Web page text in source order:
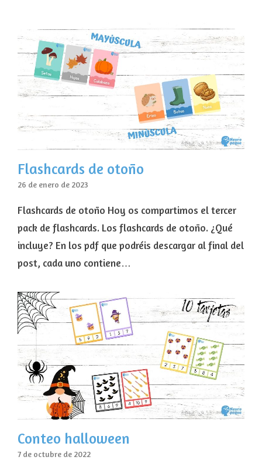
Flashcards de otoño
26 de enero de 2023
Flashcards de otoño Hoy os compartimos el tercer
pack de flashcards. Los flashcards de otoño. ¿Qué
incluye? En los pdf que podréis descargar al final del
post, cada uno contiene…
Conteo halloween
7 de octubre de 2022